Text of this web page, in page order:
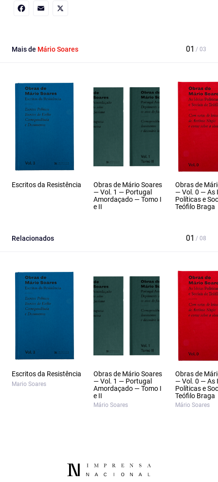
Mais de Mário Soares
Escritos da Resistência
Obras de Mário Soares
— Vol. 1 — Portugal
Amordaçado — Tomo I
e II
Obras de
— Vol. 0 — As
Políticas e
Teófilo Braga
Relacionados
Escritos da Resistência
Mario Soares
Obras de Mário Soares
— Vol. 1 — Portugal
Amordaçado — Tomo I
e II
Mário Soares
Obras de
— Vol. 0 — As
Políticas e
Teófilo Braga
Mário Soares